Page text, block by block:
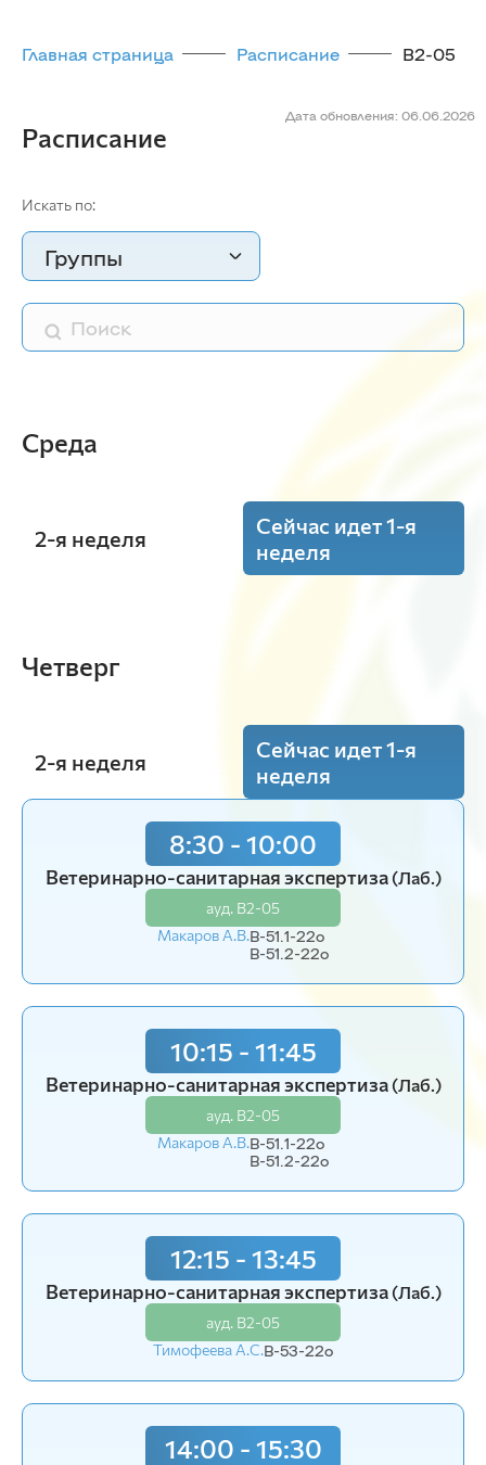
Главная страница Расписание В2-05
Дата обновления: 06.06.2026
Расписание
Искать по:
Группы
Среда
2-я неделя
Сейчас идет 1-я
неделя
15:50 - 17:20
Ветеринарно-санитарная экспертиза
ауд. В2-05
Тимофеева А.С.
Четверг
2-я неделя
Сейчас идет 1-я
неделя
8:30 - 10:00
Ветеринарно-санитарная экспертиза(Лаб.)
ауд. В2-05
Макаров А.В.В-51.1-22o
В-51.2-22o
10:15 - 11:45
Ветеринарно-санитарная экспертиза(Лаб.)
ауд. В2-05
Макаров А.В.В-51.1-22o
В-51.2-22o
12:15 - 13:45
Ветеринарно-санитарная экспертиза(Лаб.)
ауд. В2-05
Тимофеева А.С.В-53-22o
14:00 - 15:30